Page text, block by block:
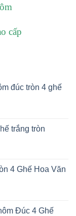
cấp
đúc tròn 4 ghế
trắng tròn
4 Ghế Hoa Văn
Đúc 4 Ghế